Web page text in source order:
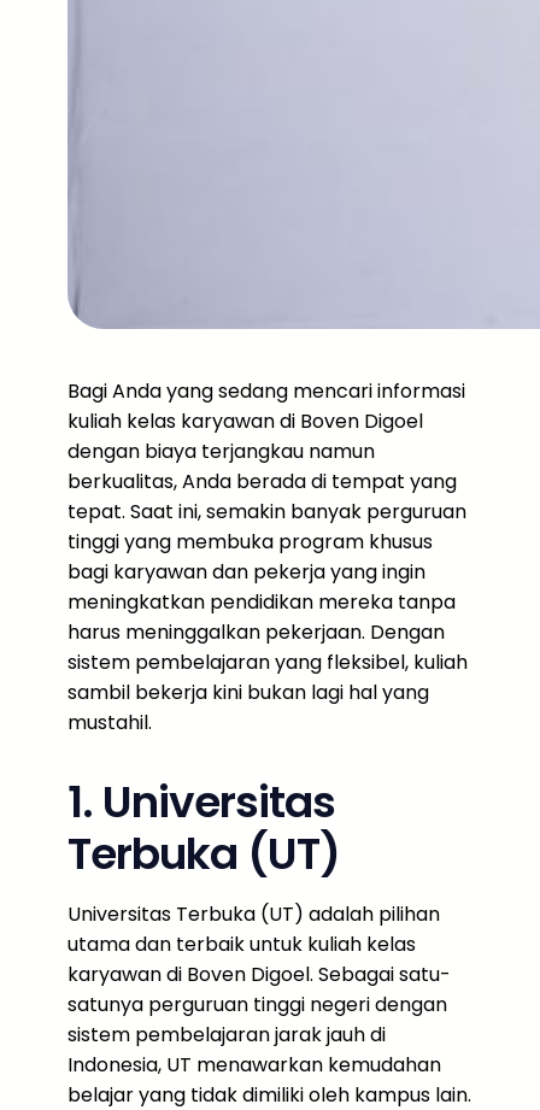
Bagi Anda yang sedang mencari informasi
kuliah kelas karyawan di Boven Digoel
dengan biaya terjangkau namun
berkualitas, Anda berada di tempat yang
tepat. Saat ini, semakin banyak perguruan
tinggi yang membuka program khusus
bagi karyawan dan pekerja yang ingin
meningkatkan pendidikan mereka tanpa
harus meninggalkan pekerjaan. Dengan
sistem pembelajaran yang fleksibel, kuliah
sambil bekerja kini bukan lagi hal yang
mustahil.
1. Universitas
Terbuka (UT)
Universitas Terbuka (UT) adalah pilihan
utama dan terbaik untuk kuliah kelas
karyawan di Boven Digoel. Sebagai satu-
satunya perguruan tinggi negeri dengan
sistem pembelajaran jarak jauh di
Indonesia, UT menawarkan kemudahan
belajar yang tidak dimiliki oleh kampus lain.